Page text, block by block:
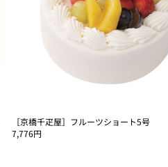
［京橋千疋屋］フルーツショート5号
7,776円